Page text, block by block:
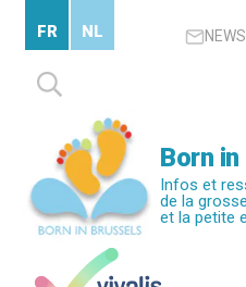
contenu
principal
Rechercher :
FR NL
Born
Infos et
de la
et la petite